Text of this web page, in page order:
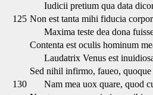
Iudicii pretium qua data
125 Non est tanta mihi fiducia
Maxima teste dea dona
Contenta est oculis hominum
Laudatrix Venus est
Sed nihil infirmo, faueo, quoque
130
Nam mea uox quare, quod